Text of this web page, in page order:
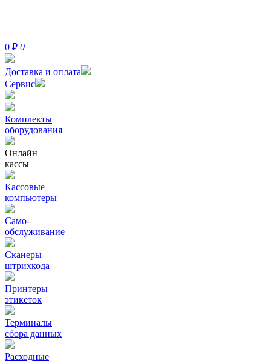
0 ₽ 0
Доставка и оплата
Сервис
Комплекты
оборудования
Онлайн
кассы
Кассовые
компьютеры
Само-
обслуживание
Сканеры
штрихкода
Принтеры
этикеток
Терминалы
сбора данных
Расходные